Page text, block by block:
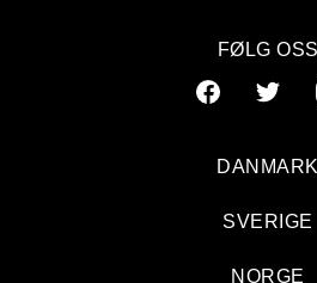
FØLG OSS
DANMARK
SVERIGE
NORGE